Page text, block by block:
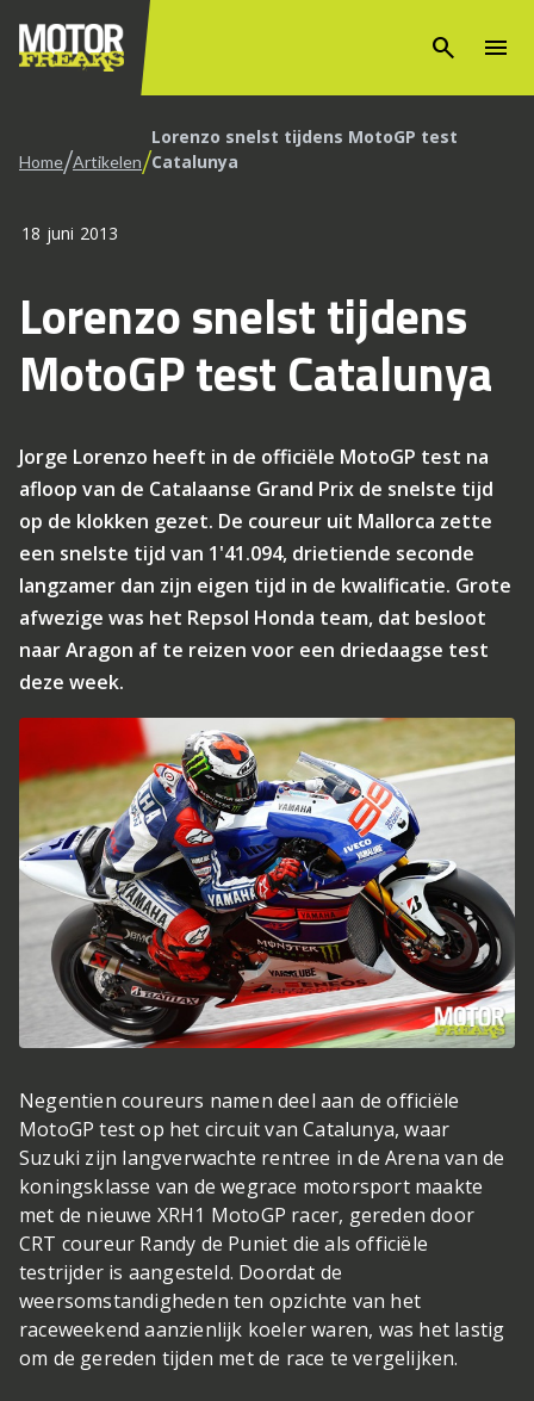
search menu
Home/Artikelen/Lorenzo snelst tijdens MotoGP test
Catalunya
18 juni 2013
Lorenzo snelst tijdens
MotoGP test Catalunya
Jorge Lorenzo heeft in de officiële MotoGP test na
afloop van de Catalaanse Grand Prix de snelste tijd
op de klokken gezet. De coureur uit Mallorca zette
een snelste tijd van 1'41.094, drietiende seconde
langzamer dan zijn eigen tijd in de kwalificatie. Grote
afwezige was het Repsol Honda team, dat besloot
naar Aragon af te reizen voor een driedaagse test
deze week.
Negentien coureurs namen deel aan de officiële
MotoGP test op het circuit van Catalunya, waar
Suzuki zijn langverwachte rentree in de Arena van de
koningsklasse van de wegrace motorsport maakte
met de nieuwe XRH1 MotoGP racer, gereden door
CRT coureur Randy de Puniet die als officiële
testrijder is aangesteld. Doordat de
weersomstandigheden ten opzichte van het
raceweekend aanzienlijk koeler waren, was het lastig
om de gereden tijden met de race te vergelijken.